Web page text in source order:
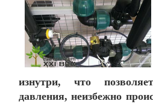
изнутри, что
давления, неизбежно